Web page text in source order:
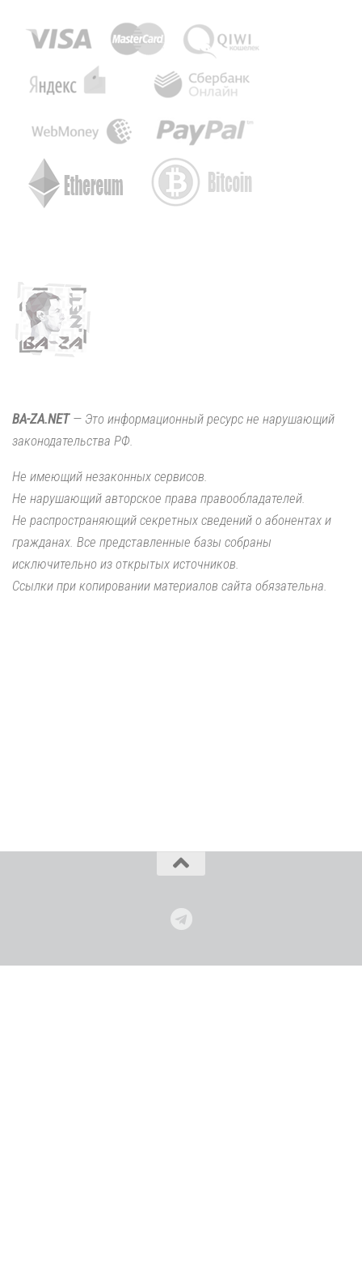
BA-ZA.NET— Это информационный ресурс не нарушающий
законодательства РФ.
Не имеющий незаконных сервисов.
Не нарушающий авторское права правообладателей.
Не распространяющий секретных сведений о абонентах и
гражданах. Все представленные базы собраны
исключительно из открытых источников.
Ссылки при копировании материалов сайта обязательна.